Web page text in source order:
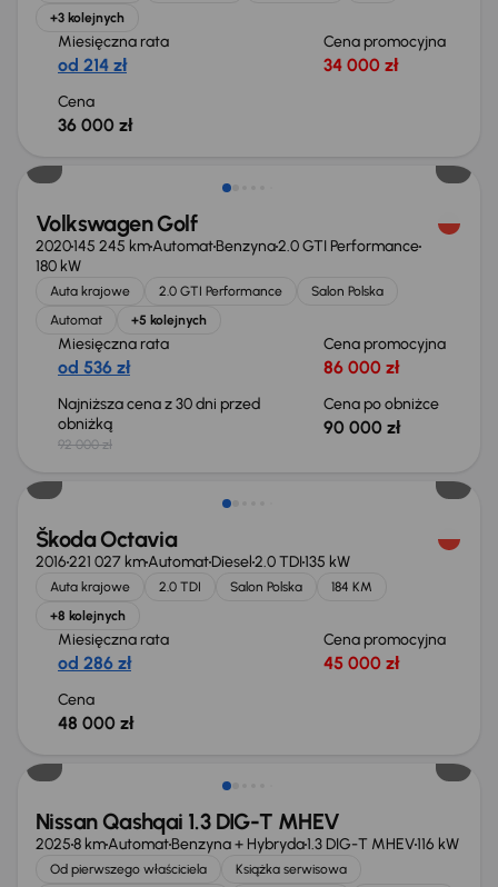
+3 kolejnych
Miesięczna rata
od 214 zł
Cena promocyjna
34 000 zł
Cena
36 000 zł
Taniej o 2 000 zł
Volkswagen Golf
2020145 245 kmAutomatBenzyna2.0 GTI Performance
180 kW
Auta krajowe 2.0 GTI Performance
Salon Polska
Automat
+5 kolejnych
Miesięczna rata
od 536 zł
Cena promocyjna
86 000 zł
Najniższa cena z 30 dni przed
obniżką
92 000 zł
Cena po obniżce
90 000 zł
Škoda Octavia
2016221 027 kmAutomatDiesel2.0 TDI135 kW
Auta krajowe 2.0 TDI Salon Polska
184 KM
+8 kolejnych
Miesięczna rata
od 286 zł
Cena promocyjna
45 000 zł
Cena
48 000 zł
Od nowego taniej o 36 775 zł
Nissan Qashqai 1.3 DIG-T MHEV
20258 kmAutomatBenzyna + Hybryda1.3 DIG-T MHEV116 kW
Od pierwszego właściciela
Książka serwisowa